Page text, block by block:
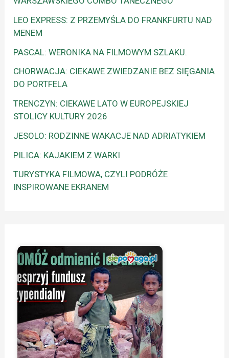
LEO EXPRESS: Z PRZEMYŚLA DO FRANKFURTU NAD
MENEM
PASCAL: WERONIKA NA FILMOWYM SZLAKU.
CHORWACJA: CIEKAWE ZWIEDZANIE BEZ SIĘGANIA
DO PORTFELA
TRENCZYN: CIEKAWE LATO W EUROPEJSKIEJ
STOLICY KULTURY 2026
JESOLO: RODZINNE WAKACJE NAD ADRIATYKIEM
PILICA: KAJAKIEM Z WARKI
TURYSTYKA FILMOWA, CZYLI PODRÓŻE
INSPIROWANE EKRANEM